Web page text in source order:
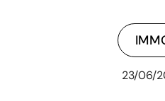
23/06/